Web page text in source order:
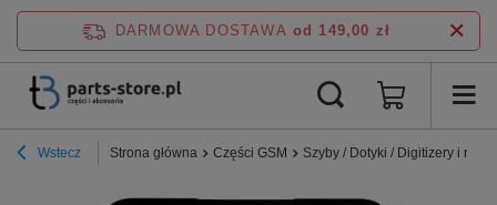
DARMOWA DOSTAWA od 149,00 zł
Wstecz Strona główna Części GSM Szyby / Dotyki / Digitizery i ramki